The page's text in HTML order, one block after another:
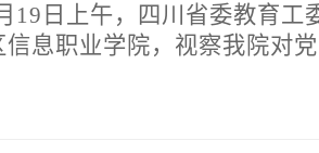
下将工会作为教职员工与学
梁纽带作用发挥了出来。为
19日上午，四川省委教育工
信息职业学院，视察我院对
及相关部门负责人的陪同下